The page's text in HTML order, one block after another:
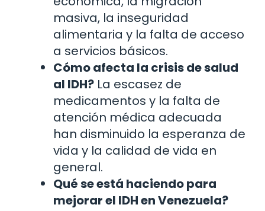
masiva, la inseguridad
alimentaria y la falta de acceso
a servicios básicos.
Cómo afecta la crisis de salud
al IDH? La escasez de
medicamentos y la falta de
atención médica adecuada
han disminuido la esperanza de
vida y la calidad de vida en
general.
Qué se está haciendo para
mejorar el IDH en Venezuela?